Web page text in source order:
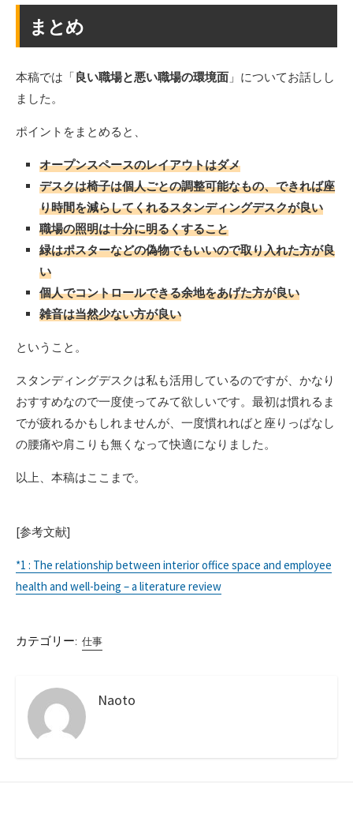
まとめ
本稿では「良い職場と悪い職場の環境面 」についてお話しし
ました。
ポイントをまとめると、
オープンスペースのレイアウトはダメ
デスクは椅子は個人ごとの調整可能なもの、できれば座
り時間を減らしてくれるスタンディングデスクが良い
職場の照明は十分に明るくすること
緑はポスターなどの偽物でもいいので取り入れた方が良
い
個人でコントロールできる余地をあげた方が良い
雑音は当然少ない方が良い
ということ。
スタンディングデスクは私も活用しているのですが、かなり
おすすめなので一度使ってみて欲しいです。最初は慣れるま
でが疲れるかもしれませんが、一度慣れればと座りっぱなし
の腰痛や肩こりも無くなって快適になりました。
以上、本稿はここまで。
[参考文献]
*1 : The relationship between interior office space and employee
health and well-being – a literature review
カテゴリー: 仕事
Naoto